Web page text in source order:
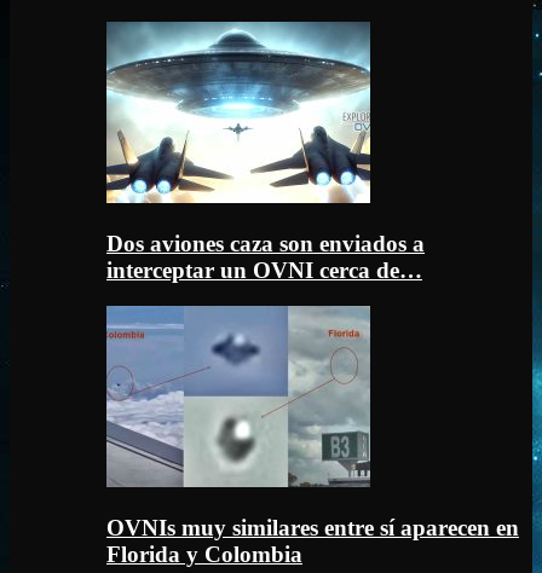
Dos aviones caza son enviados a
interceptar un OVNI cerca de…
OVNIs muy similares entre sí aparecen en
Florida y Colombia